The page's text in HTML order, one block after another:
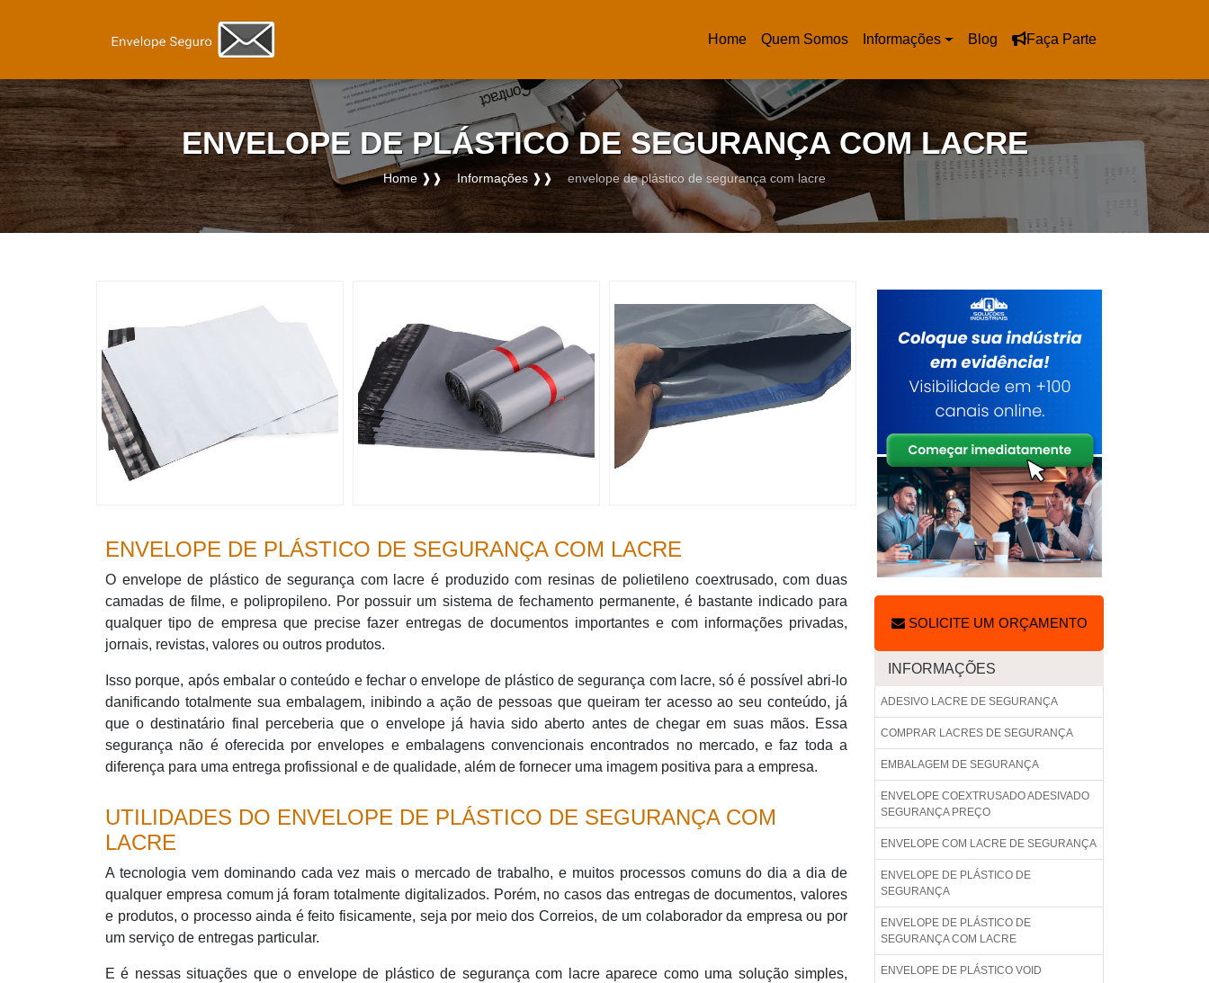
Home
(current)
Quem Somos Informações Blog Faça Parte
ENVELOPE DE PLÁSTICO DE SEGURANÇA COM LACRE
Home ❱❱ Informações ❱❱ envelope de plástico de segurança com lacre
ENVELOPE DE PLÁSTICO DE SEGURANÇA COM LACRE
O envelope de plástico de segurança com lacre é produzido com resinas de polietileno coextrusado, com duas
camadas de filme, e polipropileno. Por possuir um sistema de fechamento permanente, é bastante indicado para
qualquer tipo de empresa que precise fazer entregas de documentos importantes e com informações privadas,
jornais, revistas, valores ou outros produtos.
Isso porque, após embalar o conteúdo e fechar o envelope de plástico de segurança com lacre, só é possível abri-lo
danificando totalmente sua embalagem, inibindo a ação de pessoas que queiram ter acesso ao seu conteúdo, já
que o destinatário final perceberia que o envelope já havia sido aberto antes de chegar em suas mãos. Essa
segurança não é oferecida por envelopes e embalagens convencionais encontrados no mercado, e faz toda a
diferença para uma entrega profissional e de qualidade, além de fornecer uma imagem positiva para a empresa.
UTILIDADES DO ENVELOPE DE PLÁSTICO DE SEGURANÇA COM
LACRE
A tecnologia vem dominando cada vez mais o mercado de trabalho, e muitos processos comuns do dia a dia de
qualquer empresa comum já foram totalmente digitalizados. Porém, no casos das entregas de documentos, valores
e produtos, o processo ainda é feito fisicamente, seja por meio dos Correios, de um colaborador da empresa ou por
um serviço de entregas particular.
E é nessas situações que o envelope de plástico de segurança com lacre aparece como uma solução simples,
SOLICITE UM ORÇAMENTO
INFORMAÇÕES
ADESIVO LACRE DE SEGURANÇA
COMPRAR LACRES DE SEGURANÇA
EMBALAGEM DE SEGURANÇA
ENVELOPE COEXTRUSADO ADESIVADO
SEGURANÇA PREÇO
ENVELOPE COM LACRE DE SEGURANÇA
ENVELOPE DE PLÁSTICO DE
SEGURANÇA
ENVELOPE DE PLÁSTICO DE
SEGURANÇA COM LACRE
ENVELOPE DE PLÁSTICO VOID